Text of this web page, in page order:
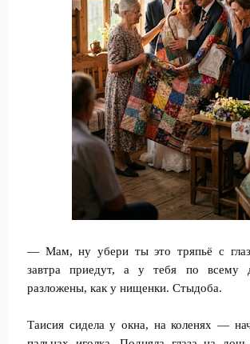
— Мам, ну убери ты это тряпьё с
завтра приедут, а у тебя по всему
разложены, как у нищенки. Стыдоба.
Таисия сидела у окна, на коленях —